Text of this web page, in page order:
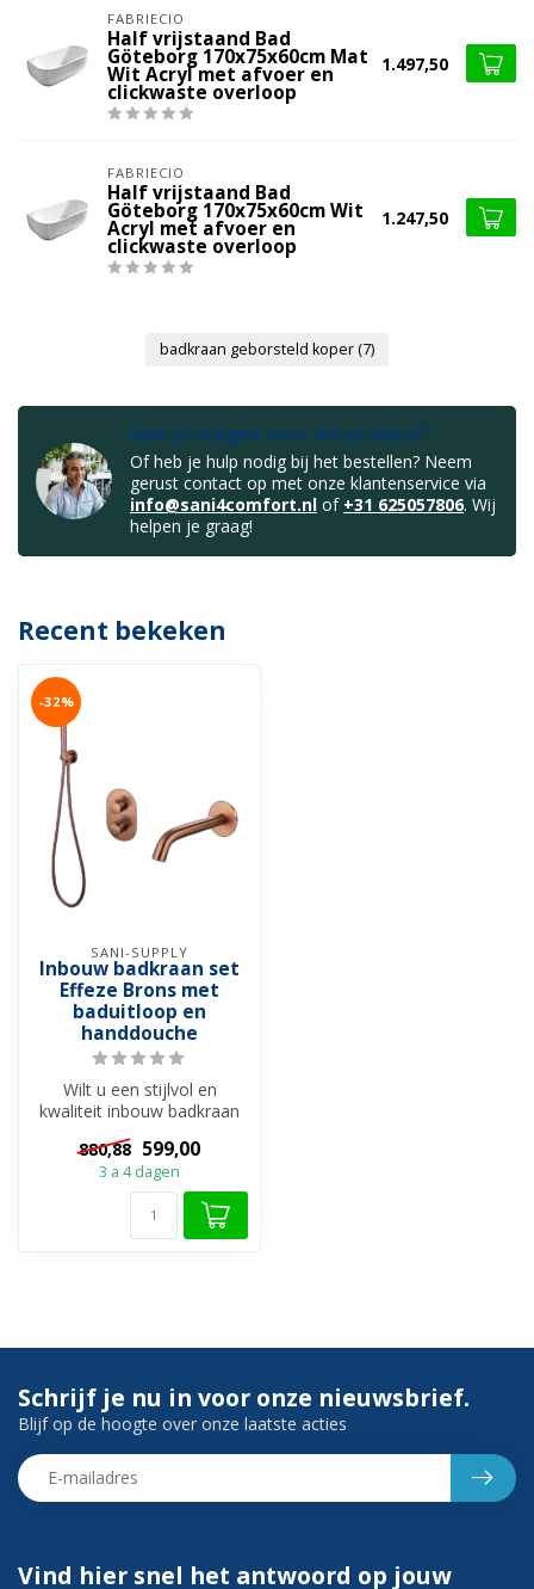
FABRIECIO
Half vrijstaand Bad
Göteborg 170x75x60cm Mat
Wit Acryl met afvoer en
clickwaste overloop
1.497,50
FABRIECIO
Half vrijstaand Bad
Göteborg 170x75x60cm Wit
Acryl met afvoer en
clickwaste overloop
1.247,50
badkraan geborsteld koper(7)
Heb je vragen over dit product?
Of heb je hulp nodig bij het bestellen? Neem
gerust contact op met onze klantenservice via
info@sani4comfort.nl of +31 625057806. Wij
helpen je graag!
Recent bekeken
-32%
SANI-SUPPLY
Inbouw badkraan set
Effeze Brons met
baduitloop en
handdouche
Wilt u een stijlvol en
kwaliteit inbouw badkraan
set voor een betaalbaar
prijs? ...
880,88 599,00
3 a 4 dagen
Vind hier snel het antwoord op jouw
Schrijf je nu in voor onze nieuwsbrief.
Blijf op de hoogte over onze laatste acties